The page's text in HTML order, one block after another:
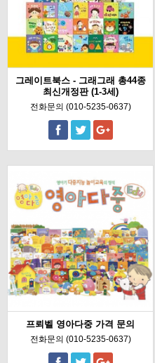
그레이트북스 - 그래그래 총44종
최신개정판 (1-3세)
전화문의 (010-5235-0637)
프뢰벨 영아다중 가격 문의
전화문의 (010-5235-0637)